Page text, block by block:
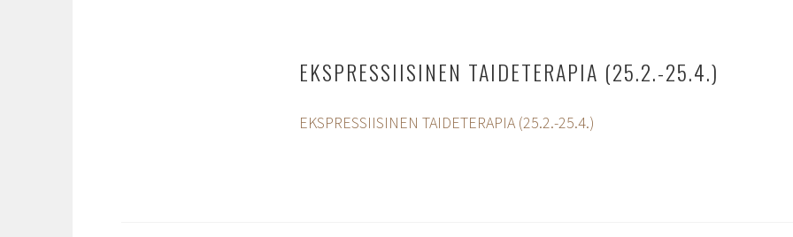
EKSPRESSIISINEN TAIDETERAPIA (25.2.-25.4.)
EKSPRESSIISINEN TAIDETERAPIA (25.2.-25.4.)